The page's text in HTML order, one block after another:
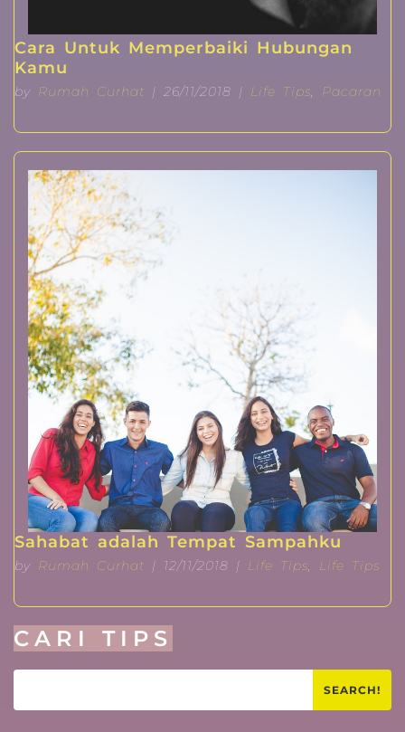
Cara Untuk Memperbaiki Hubungan
Kamu
by Rumah Curhat | 26/11/2018 | Life Tips, Pacaran
Sahabat adalah Tempat Sampahku
by Rumah Curhat | 12/11/2018 | Life Tips, Life Tips
CARI TIPS
SEARCH!